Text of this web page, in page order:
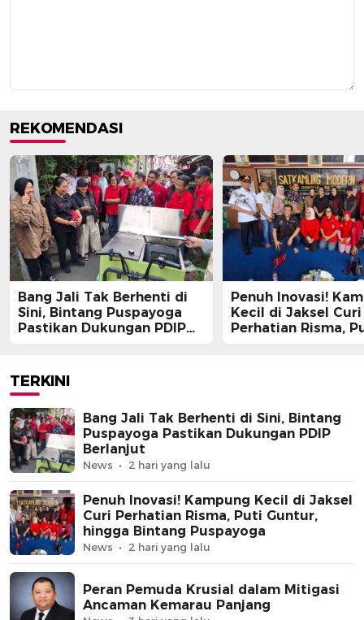
REKOMENDASI
Bang Jali Tak Berhenti di
Sini, Bintang Puspayoga
Pastikan Dukungan PDIP
Penuh Inovasi!
Kecil di Jaksel Curi
Perhatian Risma,
TERKINI
Bang Jali Tak Berhenti di Sini, Bintang
Puspayoga Pastikan Dukungan PDIP
Berlanjut
News 2 hari yang lalu
Penuh Inovasi! Kampung Kecil di Jaksel
Curi Perhatian Risma, Puti Guntur,
hingga Bintang Puspayoga
News 2 hari yang lalu
Peran Pemuda Krusial dalam Mitigasi
Ancaman Kemarau Panjang